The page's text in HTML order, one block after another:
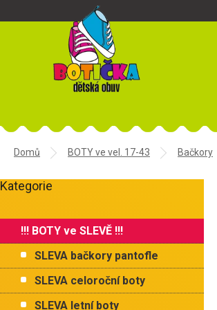
Domů BOTY ve vel. 17-43 Bačkory
o
t
n
í
Přeskočit
Kategorie
!!! BOTY ve SLEVĚ !!!
SLEVA bačkory pantofle
SLEVA celoroční boty
SLEVA letní boty